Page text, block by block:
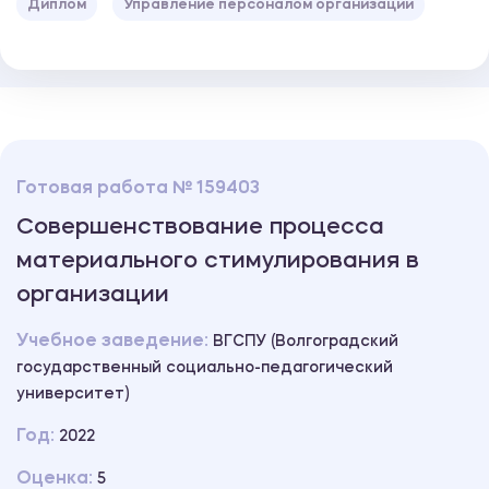
Диплом Управление персоналом организации
Готовая работа № 159403
Совершенствование процесса
материального стимулирования в
организации
Учебное заведение: ВГСПУ (Волгоградский
государственный социально-педагогический
университет)
Год: 2022
Оценка: 5